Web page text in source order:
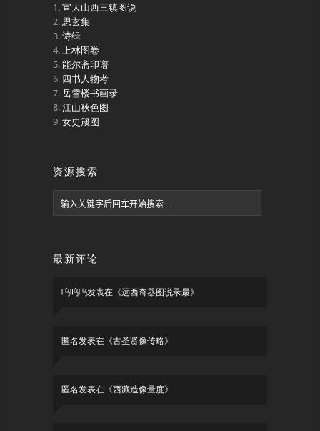
宣大山西三镇图说
思玄集
诗缉
上林图卷
能尔斋印谱
四书人物考
岳雪楼书画录
江山秋色图
女史箴图
资源搜索
最新评论
呜呜呜发表在《远西奇器图说录最》
匿名发表在《古圣贤像传略》
匿名发表在《西藏造像量度》